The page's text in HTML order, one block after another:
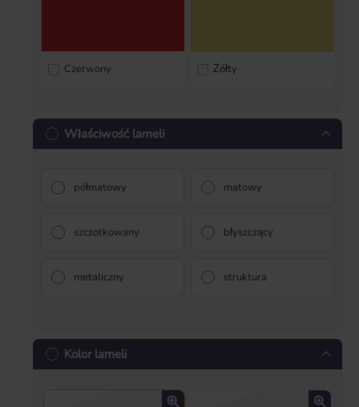
Czerwony Żółty
Właściwość lameli
półmatowy matowy
szczotkowany błyszczący
metaliczny struktura
Kolor lameli